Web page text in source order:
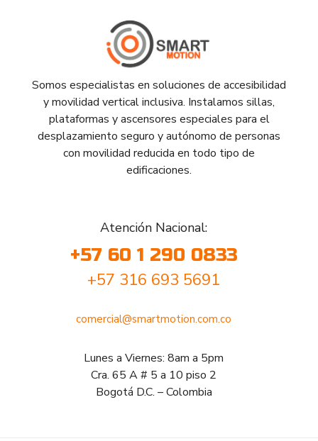
Somos especialistas en soluciones de accesibilidad
y movilidad vertical inclusiva. Instalamos sillas,
plataformas y ascensores especiales para el
desplazamiento seguro y autónomo de personas
con movilidad reducida en todo tipo de
edificaciones.
Atención Nacional:
+57 60 1 290 0833
+57 316 693 5691
comercial@smartmotion.com.co
Lunes a Viernes: 8am a 5pm
Cra. 65 A # 5 a 10 piso 2
Bogotá D.C. – Colombia